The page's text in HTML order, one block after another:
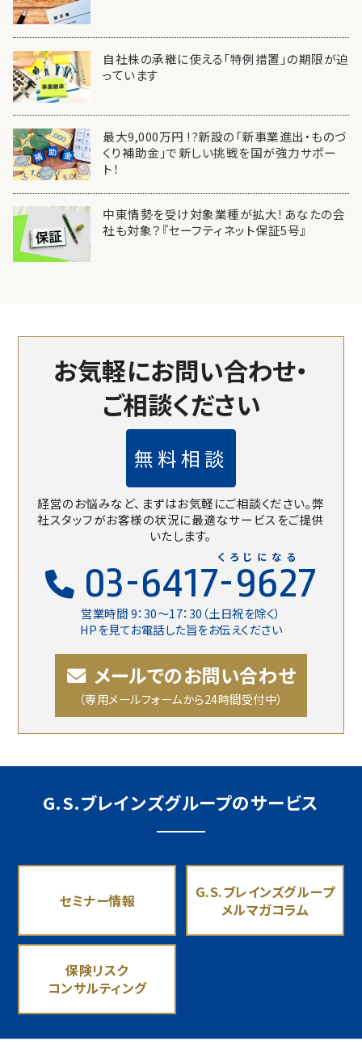
自社株の承継に使える「特例措置」の期限が迫
っています
最大9,000万円 !?新設の「新事業進出・ものづ
くり補助金」で新しい挑戦を国が強力サポー
ト！
中東情勢を受け対象業種が拡大！あなたの会
社も対象？『セーフティネット保証5号』
お気軽にお問い合わせ・
ご相談ください
無料相談
経営のお悩みなど、まずはお気軽にご相談ください。弊
社スタッフがお客様の状況に最適なサービスをご提供
いたします。
03-6417-9627
営業時間 9：30〜17：30（土日祝を除く）
HPを見てお電話した旨をお伝えください
くろじになる
メールでのお問い合わせ
（専用メールフォームから24時間受付中）
G.S.ブレインズグループのサービス
セミナー情報
G.S.ブレインズグループ
メルマガコラム
保険リスク
コンサルティング